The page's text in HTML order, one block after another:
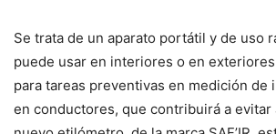
Se trata de un aparato portátil y de uso
puede usar en interiores o en
para tareas preventivas en medición de
en conductores, que contribuirá a evitar